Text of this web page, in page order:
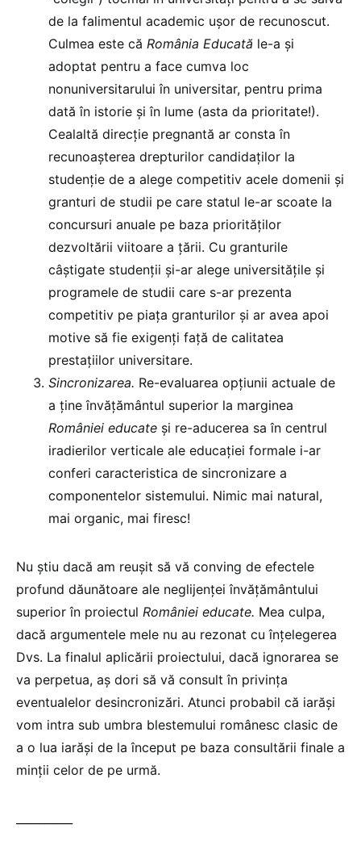
de la falimentul academic ușor de recunoscut.
Culmea este că România Educată le-a și
adoptat pentru a face cumva loc
nonuniversitarului în universitar, pentru prima
dată în istorie și în lume (asta da prioritate!).
Cealaltă direcție pregnantă ar consta în
recunoașterea drepturilor candidaților la
studenție de a alege competitiv acele domenii și
granturi de studii pe care statul le-ar scoate la
concursuri anuale pe baza priorităților
dezvoltării viitoare a țării. Cu granturile
câștigate studenții și-ar alege universitățile și
programele de studii care s-ar prezenta
competitiv pe piața granturilor și ar avea apoi
motive să fie exigenți față de calitatea
prestațiilor universitare.
Sincronizarea. Re-evaluarea opțiunii actuale de
a ține învățământul superior la marginea
României educate și re-aducerea sa în centrul
iradierilor verticale ale educației formale i-ar
conferi caracteristica de sincronizare a
componentelor sistemului. Nimic mai natural,
mai organic, mai firesc!
Nu știu dacă am reușit să vă conving de efectele
profund dăunătoare ale neglijenței învățământului
superior în proiectul României educate. Mea culpa,
dacă argumentele mele nu au rezonat cu înțelegerea
Dvs. La finalul aplicării proiectului, dacă ignorarea se
va perpetua, aș dori să vă consult în privința
eventualelor desincronizări. Atunci probabil că iarăși
vom intra sub umbra blestemului românesc clasic de
a o lua iarăși de la început pe baza consultării finale a
minții celor de pe urmă.